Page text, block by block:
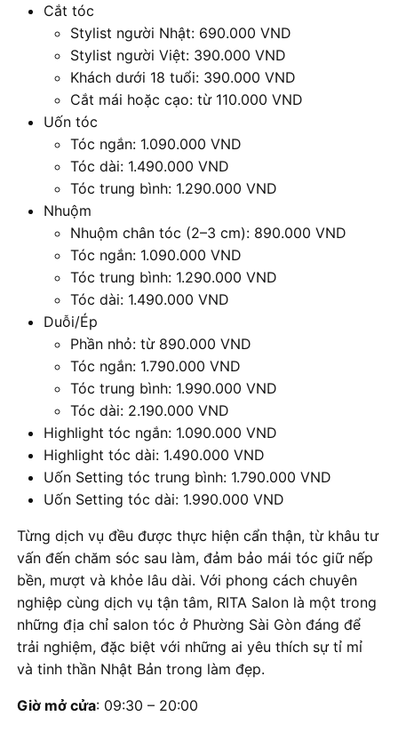
Cắt tóc
Stylist người Nhật: 690.000 VND
Stylist người Việt: 390.000 VND
Khách dưới 18 tuổi: 390.000 VND
Cắt mái hoặc cạo: từ 110.000 VND
Uốn tóc
Tóc ngắn: 1.090.000 VND
Tóc dài: 1.490.000 VND
Tóc trung bình: 1.290.000 VND
Nhuộm
Nhuộm chân tóc (2–3 cm): 890.000 VND
Tóc ngắn: 1.090.000 VND
Tóc trung bình: 1.290.000 VND
Tóc dài: 1.490.000 VND
Duỗi/Ép
Phần nhỏ: từ 890.000 VND
Tóc ngắn: 1.790.000 VND
Tóc trung bình: 1.990.000 VND
Tóc dài: 2.190.000 VND
Highlight tóc ngắn: 1.090.000 VND
Highlight tóc dài: 1.490.000 VND
Uốn Setting tóc trung bình: 1.790.000 VND
Uốn Setting tóc dài: 1.990.000 VND
Từng dịch vụ đều được thực hiện cẩn thận, từ khâu tư
vấn đến chăm sóc sau làm, đảm bảo mái tóc giữ nếp
bền, mượt và khỏe lâu dài. Với phong cách chuyên
nghiệp cùng dịch vụ tận tâm, RITA Salon là một trong
những địa chỉ salon tóc ở Phường Sài Gòn đáng để
trải nghiệm, đặc biệt với những ai yêu thích sự tỉ mỉ
và tinh thần Nhật Bản trong làm đẹp.
Giờ mở cửa: 09:30 – 20:00